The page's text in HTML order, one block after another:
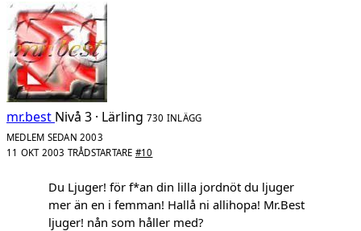
mr.best Nivå 3 · Lärling 730 INLÄGG
MEDLEM SEDAN 2003
11 OKT 2003 TRÅDSTARTARE #10
Du Ljuger! för f*an din lilla jordnöt du ljuger
mer än en i femman! Hallå ni allihopa! Mr.Best
ljuger! nån som håller med?